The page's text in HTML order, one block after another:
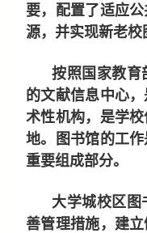
要，配置了适应
源，并实现新老校
按照国家教育
的文献信息中心
术性机构，是学
地。图书馆的工
重要组成部分。
大学城校区图
善管理措施，建